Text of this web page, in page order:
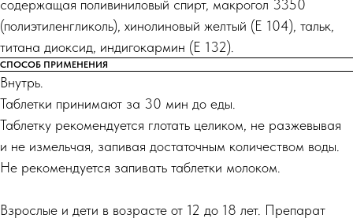
содержащая поливиниловый спирт, макрогол 3350
(полиэтиленгликоль), хинолиновый желтый (Е 104), тальк,
титана диоксид, индигокармин (Е 132).
СПОСОБ ПРИМЕНЕНИЯ
Внутрь.
Таблетки принимают за 30 мин до еды.
Таблетку рекомендуется глотать целиком, не разжевывая
и не измельчая, запивая достаточным количеством воды.
Не рекомендуется запивать таблетки молоком.
Взрослые и дети в возрасте от 12 до 18 лет. Препарат